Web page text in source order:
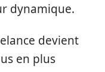
dynamique.
devient
en plus